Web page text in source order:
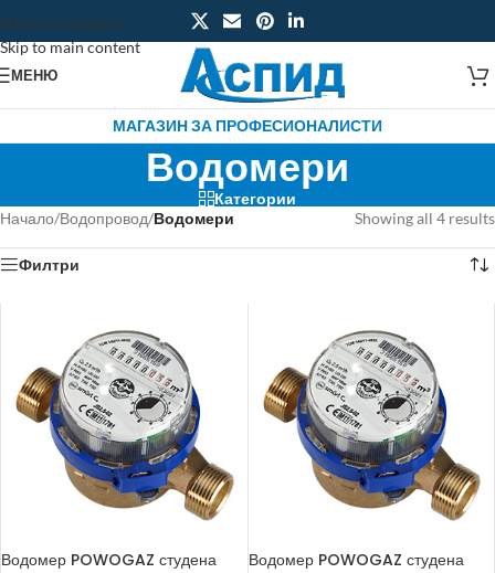
Skip to navigation
Skip to main content
МЕНЮ
МАГАЗИН ЗА ПРОФЕСИОНАЛИСТИ
Водомери
Категории
Начало/Водопровод/Водомери Showing all 4 results
Филтри
Водомер POWOGAZ студена
Водомер POWOGAZ студена